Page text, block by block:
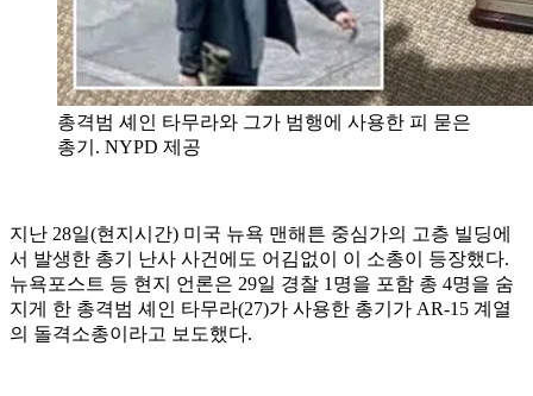
총격범 셰인 타무라와 그가 범행에 사용한 피 묻은
총기. NYPD 제공
지난 28일(현지시간) 미국 뉴욕 맨해튼 중심가의 고층 빌딩에
서 발생한 총기 난사 사건에도 어김없이 이 소총이 등장했다.
뉴욕포스트 등 현지 언론은 29일 경찰 1명을 포함 총 4명을 숨
지게 한 총격범 셰인 타무라(27)가 사용한 총기가 AR-15 계열
의 돌격소총이라고 보도했다.